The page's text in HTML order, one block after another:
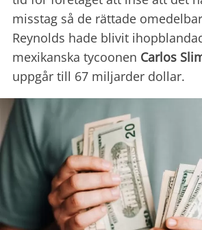
misstag så de rättade
Reynolds hade blivit
mexikanska tycoonen Carlos
uppgår till 67 miljarder dollar.